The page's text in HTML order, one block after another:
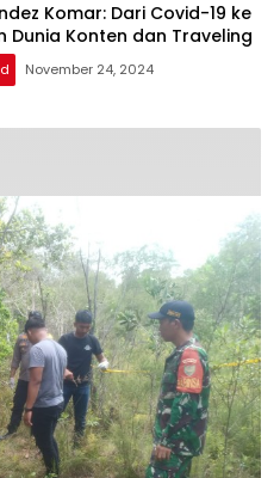
Komar: Dari Covid-19 ke
Dunia Konten dan Traveling
November 24, 2024